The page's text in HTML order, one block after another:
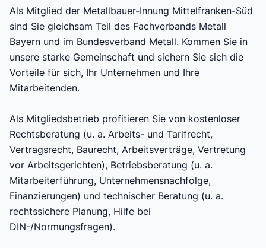
Als Mitglied der Metallbauer-Innung Mittelfranken-Süd
sind Sie gleichsam Teil des Fachverbands Metall
Bayern und im Bundesverband Metall. Kommen Sie in
unsere starke Gemeinschaft und sichern Sie sich die
Vorteile für sich, Ihr Unternehmen und Ihre
Mitarbeitenden.
Als Mitgliedsbetrieb profitieren Sie von kostenloser
Rechtsberatung (u. a. Arbeits- und Tarifrecht,
Vertragsrecht, Baurecht, Arbeitsverträge, Vertretung
vor Arbeitsgerichten), Betriebsberatung (u. a.
Mitarbeiterführung, Unternehmensnachfolge,
Finanzierungen) und technischer Beratung (u. a.
rechtssichere Planung, Hilfe bei
DIN-/Normungsfragen).